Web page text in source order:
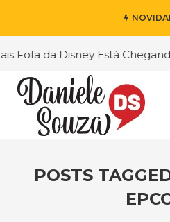
da Disney Está Chegando!
POSTS